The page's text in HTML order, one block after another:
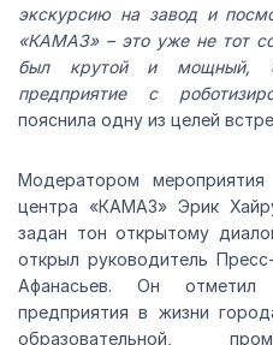
экскурсию на завод и
«КАМАЗ» – это уже не тот
был крутой и мощный,
предприятие с
пояснила одну из целей
Модератором
центра «КАМАЗ» Эрик
задан тон открытому
открыл руководитель
Афанасьев. Он отметил
предприятия в жизни
образовательной,